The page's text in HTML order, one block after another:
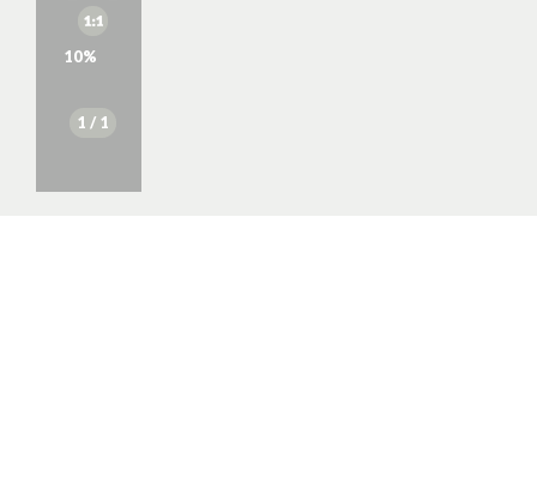
10%
1 / 1